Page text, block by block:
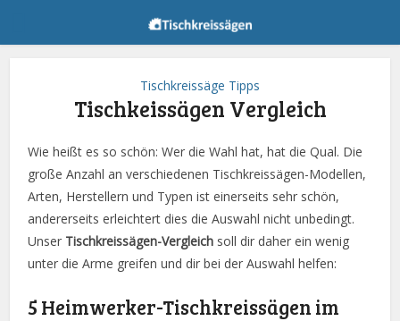
Tischkreissäge Tipps
Tischkeissägen Vergleich
Wie heißt es so schön: Wer die Wahl hat, hat die Qual. Die
große Anzahl an verschiedenen Tischkreissägen-Modellen,
Arten, Herstellern und Typen ist einerseits sehr schön,
andererseits erleichtert dies die Auswahl nicht unbedingt.
Unser Tischkreissägen-Vergleich soll dir daher ein wenig
unter die Arme greifen und dir bei der Auswahl helfen:
5 Heimwerker-Tischkreissägen im